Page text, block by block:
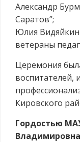
Александр
Саратов”;
Юлия
ветераны
Церемония
воспитателей,
Кировского
Гордостью